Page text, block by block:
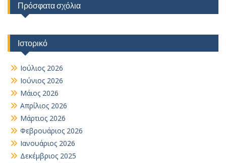
Πρόσφατα σχόλια
Ιστορικό
Ιούλιος 2026
Ιούνιος 2026
Μάιος 2026
Απρίλιος 2026
Μάρτιος 2026
Φεβρουάριος 2026
Ιανουάριος 2026
Δεκέμβριος 2025